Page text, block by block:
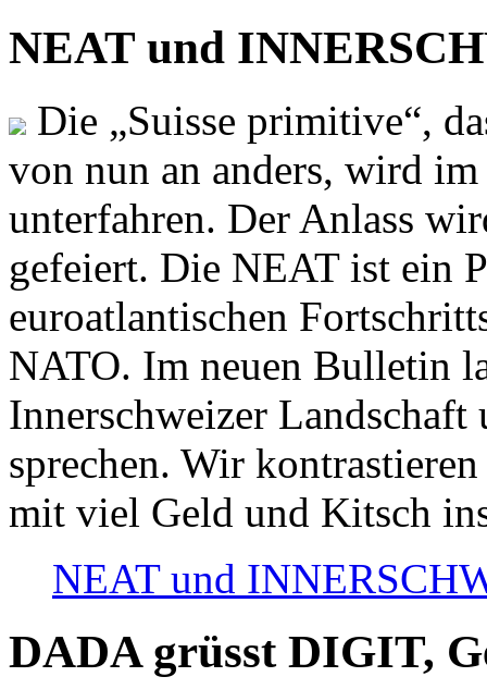
NEAT und
Die „Suisse primitive“,
von nun an anders, wird
unterfahren. Der Anlass
gefeiert. Die NEAT ist ein
euroatlantischen
NATO. Im neuen Bulletin
Innerschweizer
sprechen. Wir
mit viel Geld und Kitsch
NEAT und
DADA grüsst DIGIT,